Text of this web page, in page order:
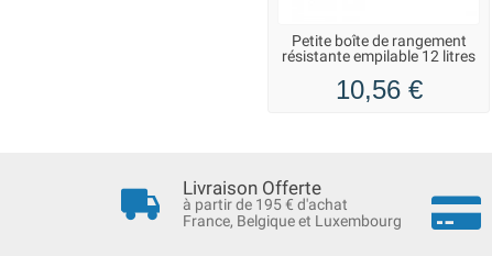
Petite boîte de rangement
résistante empilable 12 litres
10,56 €
Livraison Offerte
à partir de 195 € d'achat
France, Belgique et Luxembourg